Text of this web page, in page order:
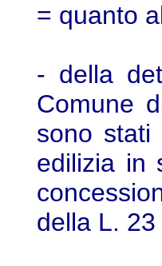
= quanto
- della
Comune
sono stati
edilizia in
della L.